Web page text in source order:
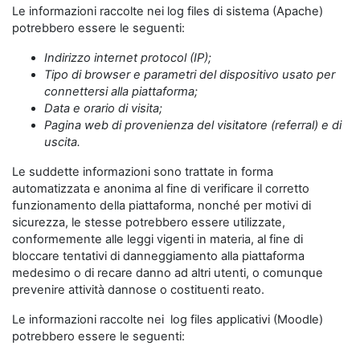
Le informazioni raccolte nei log files di sistema (Apache)
potrebbero essere le seguenti:
Indirizzo internet protocol (IP);
Tipo di browser e parametri del dispositivo usato per
connettersi alla piattaforma;
Data e orario di visita;
Pagina web di provenienza del visitatore (referral) e di
uscita.
Le suddette informazioni sono trattate in forma
automatizzata e anonima al fine di verificare il corretto
funzionamento della piattaforma, nonché per motivi di
sicurezza, le stesse potrebbero essere utilizzate,
conformemente alle leggi vigenti in materia, al fine di
bloccare tentativi di danneggiamento alla piattaforma
medesimo o di recare danno ad altri utenti, o comunque
prevenire attività dannose o costituenti reato.
Le informazioni raccolte nei log files applicativi (Moodle)
potrebbero essere le seguenti: